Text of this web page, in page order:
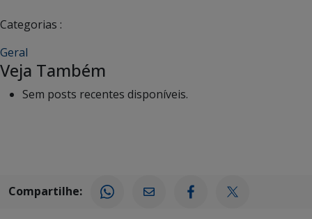
Categorias :
Geral
Veja Também
Sem posts recentes disponíveis.
Compartilhe: